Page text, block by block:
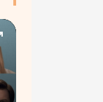
Enter